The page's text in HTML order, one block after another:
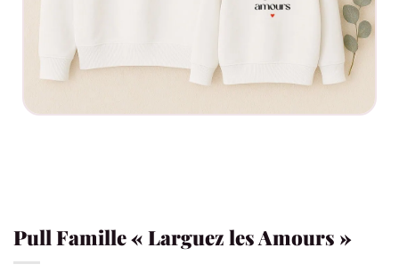
Pull Famille « Larguez les Amours »